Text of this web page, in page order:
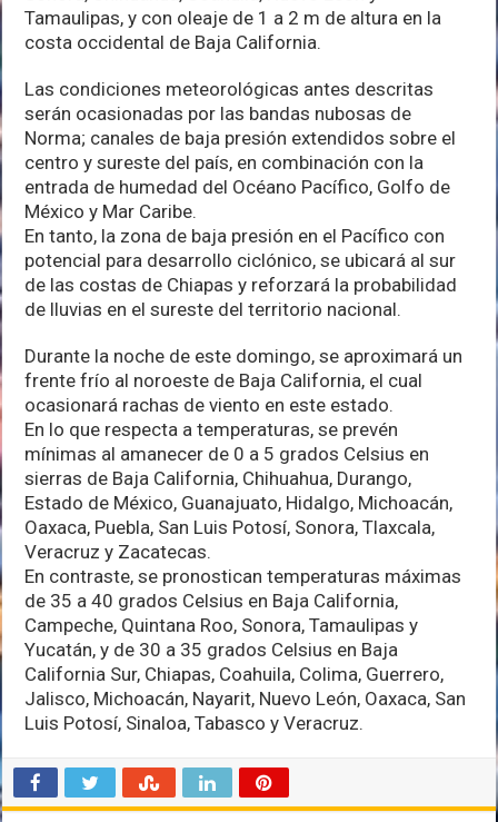
Tamaulipas, y con oleaje de 1 a 2 m de altura en la
costa occidental de Baja California.
Las condiciones meteorológicas antes descritas
serán ocasionadas por las bandas nubosas de
Norma; canales de baja presión extendidos sobre el
centro y sureste del país, en combinación con la
entrada de humedad del Océano Pacífico, Golfo de
México y Mar Caribe.
En tanto, la zona de baja presión en el Pacífico con
potencial para desarrollo ciclónico, se ubicará al sur
de las costas de Chiapas y reforzará la probabilidad
de lluvias en el sureste del territorio nacional.
Durante la noche de este domingo, se aproximará un
frente frío al noroeste de Baja California, el cual
ocasionará rachas de viento en este estado.
En lo que respecta a temperaturas, se prevén
mínimas al amanecer de 0 a 5 grados Celsius en
sierras de Baja California, Chihuahua, Durango,
Estado de México, Guanajuato, Hidalgo, Michoacán,
Oaxaca, Puebla, San Luis Potosí, Sonora, Tlaxcala,
Veracruz y Zacatecas.
En contraste, se pronostican temperaturas máximas
de 35 a 40 grados Celsius en Baja California,
Campeche, Quintana Roo, Sonora, Tamaulipas y
Yucatán, y de 30 a 35 grados Celsius en Baja
California Sur, Chiapas, Coahuila, Colima, Guerrero,
Jalisco, Michoacán, Nayarit, Nuevo León, Oaxaca, San
Luis Potosí, Sinaloa, Tabasco y Veracruz.